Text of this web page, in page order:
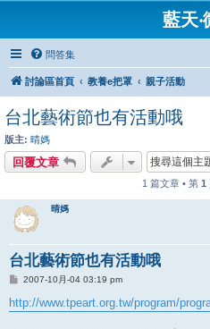
藍天‧
問答集
討論區首頁 教養e把罩 親子活動
台北藝術節也有活動哦
版主: 晴媽
回覆文章
1 篇文章 • 第 1
晴媽
台北藝術節也有活動哦
文
2007-10月-04 03:19 pm
http://www.tpeart.org.tw/program/